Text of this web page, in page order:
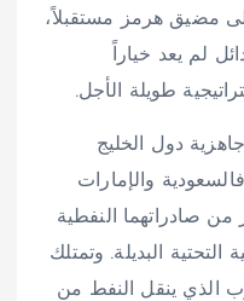
مضيق هرمز مستقبلاً،
لم يعد خياراً
طويلة الأجل.
دول الخليج
والإمارات
صادراتهما النفطية
البديلة. وتمتلك
الذي ينقل النفط من